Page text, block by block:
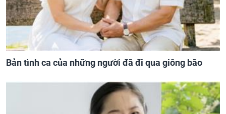
Bản tình ca của những người đã đi qua giông bão